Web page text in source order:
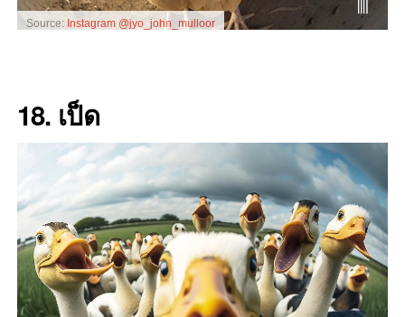
Source: Instagram @jyo_john_mulloor
18. เป็ด